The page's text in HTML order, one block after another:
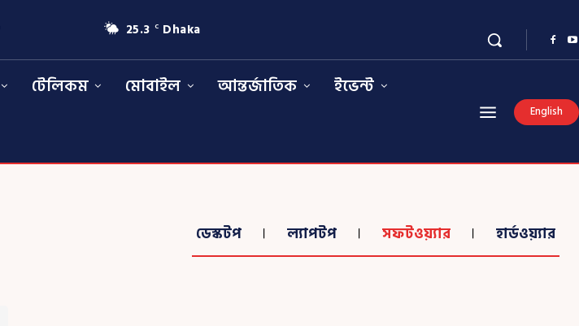
25.3 C Dhaka
টেলিকম মোবাইল আন্তর্জাতিক
ইভেন্ট
English
ডেস্কটপ ল্যাপটপ সফটওয়্যার হার্ডওয়্যার